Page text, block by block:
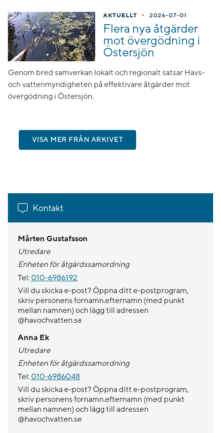
AKTUELLT • 2026-07-01
Flera nya åtgärder
mot övergödning i
Östersjön
Genom bred samverkan lokalt och regionalt satsar Havs-
och vattenmyndigheten på effektivare åtgärder mot
övergödning i Östersjön.
VISA MER FRÅN ARKIVET
Kontakt
Mårten Gustafsson
Utredare
Enheten för åtgärdssamordning
Tel: 010-6986192
Vill du skicka e-post? Öppna ditt e-postprogram,
skriv personens fornamn.efternamn (med punkt
mellan namnen) och lägg till adressen
@havochvatten.se
Anna Ek
Utredare
Enheten för åtgärdssamordning
Tel: 010-6986048
Vill du skicka e-post? Öppna ditt e-postprogram,
skriv personens fornamn.efternamn (med punkt
mellan namnen) och lägg till adressen
@havochvatten.se